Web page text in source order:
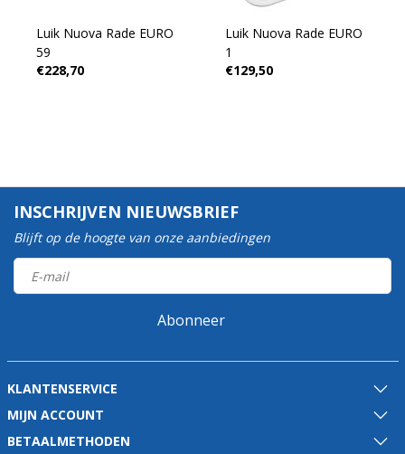
Luik Nuova Rade EURO
59
€228,70
Luik Nuova Rade EURO
1
€129,50
INSCHRIJVEN NIEUWSBRIEF
Blijft op de hoogte van onze aanbiedingen
Abonneer
KLANTENSERVICE
MIJN ACCOUNT
BETAALMETHODEN